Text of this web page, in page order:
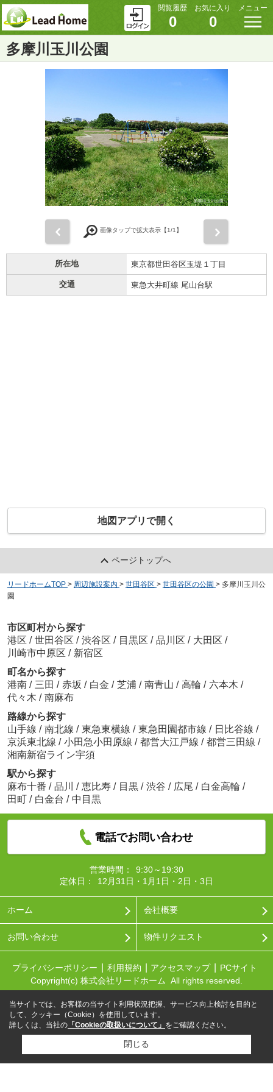
閲覧履歴
0
お気に入り
0
メニュー
多摩川玉川公園
画像タップで拡大表示【1/1】
所在地 東京都世田谷区玉堤１丁目
交通 東急大井町線 尾山台駅
地図アプリで開く
ページトップへ
リードホームTOP > 周辺施設案内 > 世田谷区 > 世田谷区の公園 > 多摩川玉川公
園
市区町村から探す
港区 / 世田谷区 / 渋谷区 / 目黒区 / 品川区 / 大田区 /
川崎市中原区 / 新宿区
町名から探す
港南 / 三田 / 赤坂 / 白金 / 芝浦 / 南青山 / 高輪 / 六本木 /
代々木 / 南麻布
路線から探す
山手線 / 南北線 / 東急東横線 / 東急田園都市線 / 日比谷線 /
京浜東北線 / 小田急小田原線 / 都営大江戸線 / 都営三田線 /
湘南新宿ライン宇須
駅から探す
麻布十番 / 品川 / 恵比寿 / 目黒 / 渋谷 / 広尾 / 白金高輪 /
田町 / 白金台 / 中目黒
電話でお問い合わせ
営業時間：
9:30～19:30
定休日：
12月31日・1月1日・2日・3日
ホーム 会社概要
お問い合わせ 物件リクエスト
プライバシーポリシー 利用規約 アクセスマップ
PCサイト
Copyright(c) 株式会社リードホーム All rights reserved.
当サイトでは、お客様の当サイト利用状況把握、サービス向上検討を目的と
して、クッキー（Cookie）を使用しています。
詳しくは、当社の 「Cookieの取扱いについて」 をご確認ください。
閉じる